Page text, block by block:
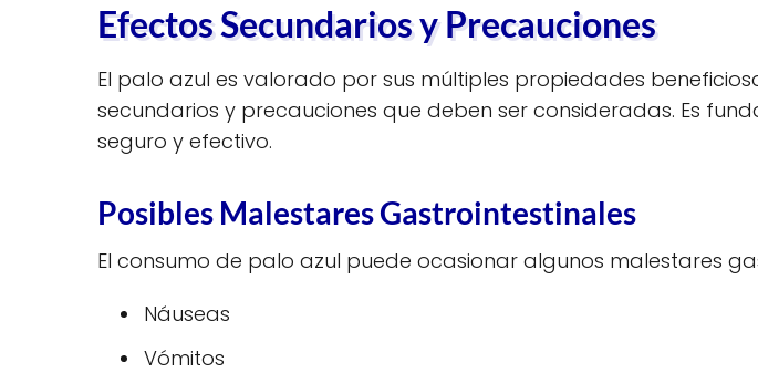
Efectos Secundarios y Precauciones
El palo azul es valorado por sus múltiples propiedades
secundarios y precauciones que deben ser consideradas. Es
seguro y efectivo.
Posibles Malestares Gastrointestinales
El consumo de palo azul puede ocasionar algunos malestares
Náuseas
Vómitos